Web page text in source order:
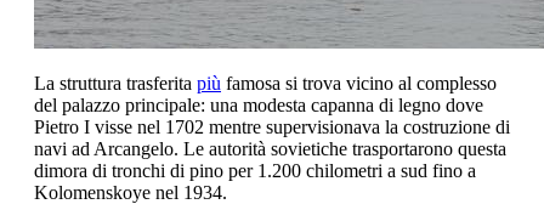
La struttura trasferita più famosa si trova vicino al complesso
del palazzo principale: una modesta capanna di legno dove
Pietro I visse nel 1702 mentre supervisionava la costruzione di
navi ad Arcangelo. Le autorità sovietiche trasportarono questa
dimora di tronchi di pino per 1.200 chilometri a sud fino a
Kolomenskoye nel 1934.